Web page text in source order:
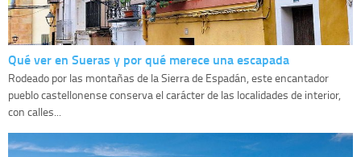
Qué ver en Sueras y por qué merece una escapada
Rodeado por las montañas de la Sierra de Espadán, este encantador
pueblo castellonense conserva el carácter de las localidades de interior,
con calles...